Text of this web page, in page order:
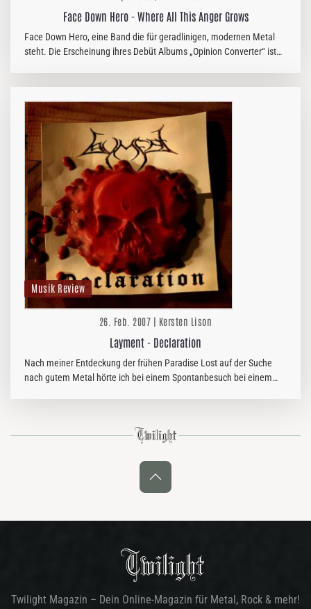
Face Down Hero - Where All This Anger Grows
Face Down Hero, eine Band die für geradlinigen, modernen Metal
steht. Die Erscheinung ihres Debüt Albums „Opinion Converter“ ist
Musik Review
26. Feb. 2007 | Kersten Lison
Layment - Declaration
Nach meiner Entdeckung der frühen Paradise Lost auf der Suche
nach gutem Metal hörte ich bei einem Spontanbesuch bei einem
Twilight Magazin – Dein Online-Magazin für Metal, Rock & mehr!